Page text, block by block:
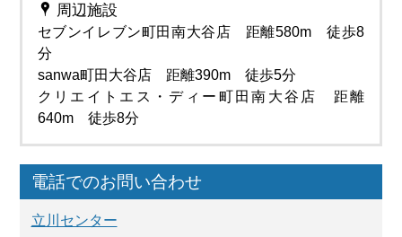
周辺施設
セブンイレブン町田南大谷店 距離580m 徒歩8
分
sanwa町田大谷店 距離390m 徒歩5分
クリエイトエス・ディー町田南大谷店 距離
640m 徒歩8分
電話でのお問い合わせ
立川センター